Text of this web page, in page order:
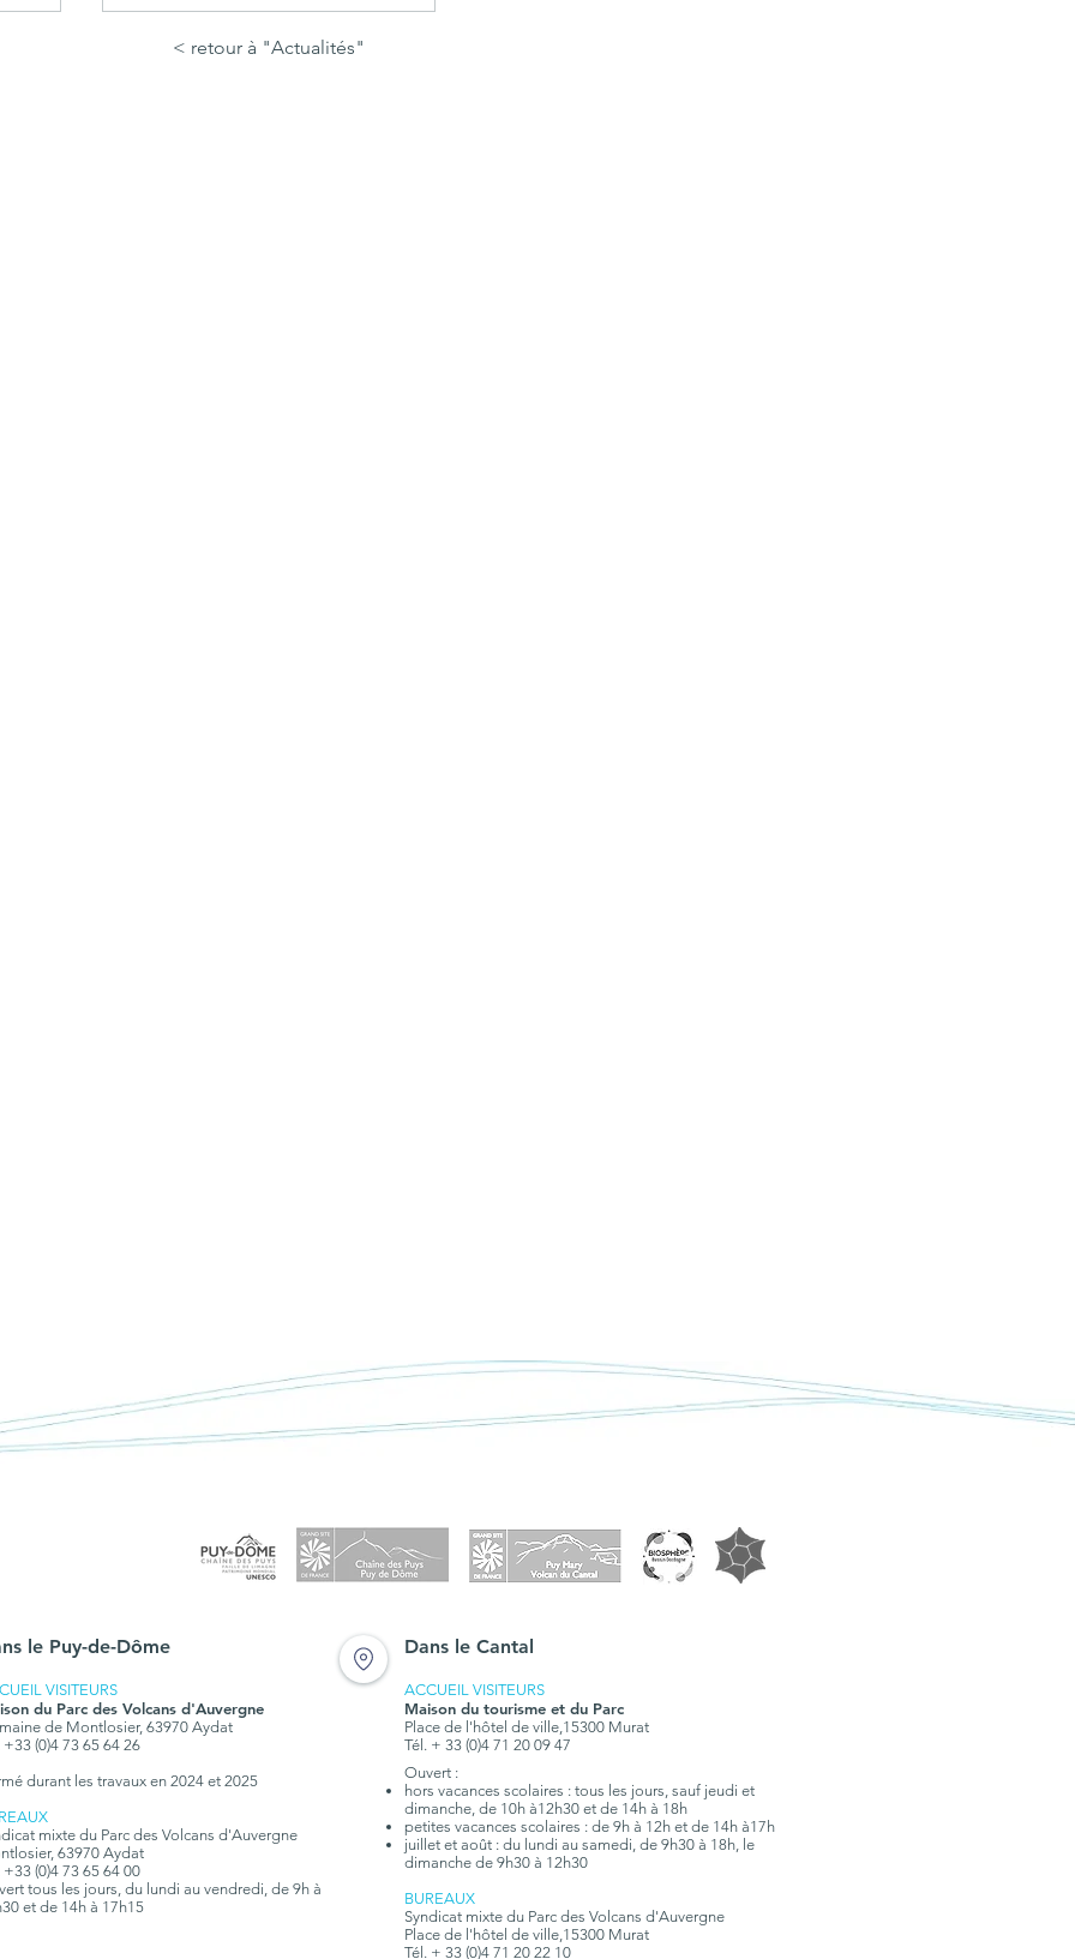
< retour à "Actualités"
le Puy-de-Dôme
VISITEURS
du Parc des Volcans d'Auvergne
de Montlosier, 63970 Aydat
+33 (0)4 73 65 64 26
durant les travaux en 2024 et 2025
mixte du Parc des Volcans d'Auvergne
63970 Aydat
+33 (0)4 73 65 64 00
tous les jours, du lundi au vendredi, de 9h à
et de 14h à 17h15
Dans le Cantal
ACCUEIL VISITEURS
Maison du tourisme et du Parc
Place de l'hôtel de ville,15300 Murat
Tél. + 33 (0)4 71 20 09 47
Ouvert :
hors vacances scolaires : tous les jours, sauf jeudi et
dimanche, de 10h à12h30 et de 14h à 18h
petites vacances scolaires : de 9h à 12h et de 14h à17h
juillet et août : du lundi au samedi, de 9h30 à 18h, le
dimanche de 9h30 à 12h30
BUREAUX
Syndicat mixte du Parc des Volcans d'Auvergne
Place de l'hôtel de ville,15300 Murat
Tél. + 33 (0)4 71 20 22 10